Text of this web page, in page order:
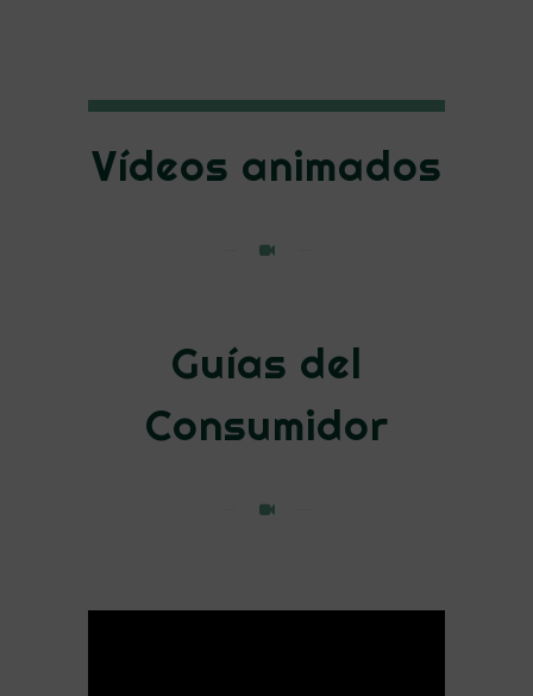
Vídeos animados
Guías del
Consumidor